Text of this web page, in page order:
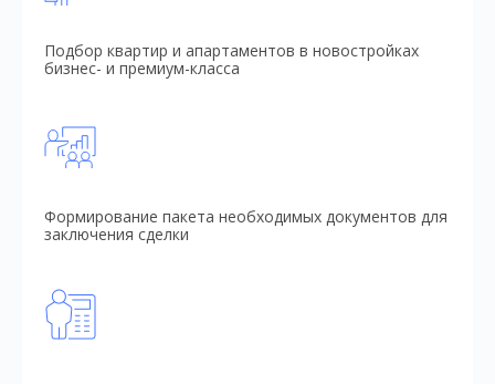
Подбор квартир и апартаментов в новостройках
бизнес- и премиум-класса
Формирование пакета необходимых документов для
заключения сделки